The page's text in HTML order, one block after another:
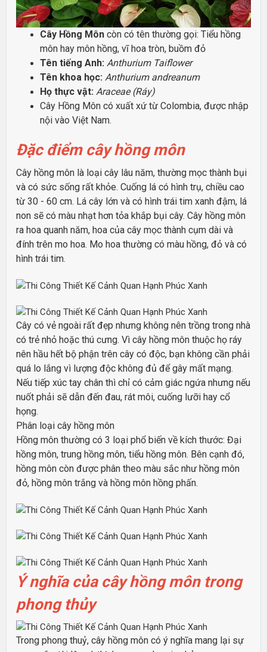
Cây Hồng Môn còn có tên thường gọi: Tiểu hồng
môn hay môn hồng, vĩ hoa tròn, buồm đỏ
Tên tiếng Anh: Anthurium Taiflower
Tên khoa học: Anthurium andreanum
Họ thực vật: Araceae (Ráy)
Cây Hồng Môn có xuất xứ từ Colombia, được nhập
nội vào Việt Nam.
Đặc điểm cây hồng môn
Cây hồng môn là loại cây lâu năm, thường mọc thành bụi
và có sức sống rất khỏe. Cuống lá có hình trụ, chiều cao
từ 30 - 60 cm. Lá cây lớn và có hình trái tim xanh đậm, lá
non sẽ có màu nhạt hơn tỏa khắp bụi cây. Cây hồng môn
ra hoa quanh năm, hoa của cây mọc thành cụm dài và
đính trên mo hoa. Mo hoa thường có màu hồng, đỏ và có
hình trái tim.
Cây có vẻ ngoài rất đẹp nhưng không nên trồng trong nhà
có trẻ nhỏ hoặc thú cưng. Vì cây hồng môn thuộc họ ráy
nên hầu hết bộ phận trên cây có độc, bạn không cần phải
quá lo lắng vì lượng độc không đủ để gây mất mạng.
Nếu tiếp xúc tay chân thì chỉ có cảm giác ngứa nhưng nếu
nuốt phải sẽ dẫn đến đau, rát môi, cuống lưỡi hay cổ
họng.
Phân loại cây hồng môn
Hồng môn thường có 3 loại phổ biến về kích thước: Đại
hồng môn, trung hồng môn, tiểu hồng môn. Bên cạnh đó,
hồng môn còn được phân theo màu sắc như hồng môn
đỏ, hồng môn trắng và hồng môn hồng phấn.
Ý nghĩa của cây hồng môn trong
phong thủy
Trong phong thuỷ, cây hồng môn có ý nghĩa mang lại sự